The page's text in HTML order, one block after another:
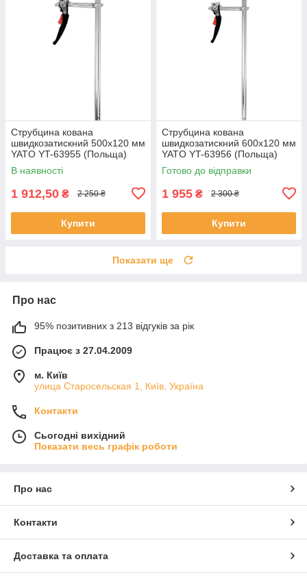
Струбцина кована
швидкозатискний 500х120 мм
YATO YT-63955 (Польща)
В наявності
1 912,50 ₴ 2 250 ₴
Купити
Струбцина кована
швидкозатискний 600х120 мм
YATO YT-63956 (Польща)
Готово до відправки
1 955 ₴ 2 300 ₴
Купити
Показати ще
Про нас
95% позитивних з 213 відгуків за рік
Працює з 27.04.2009
м. Київ
улица Старосельская 1, Київ, Україна
Контакти
Сьогодні вихідний
Показати весь графік роботи
Про нас
Контакти
Доставка та оплата